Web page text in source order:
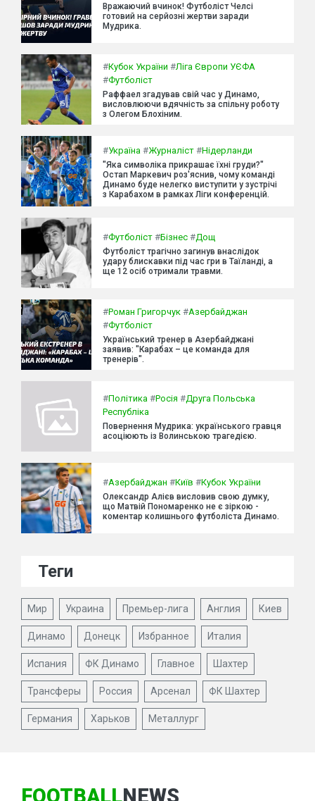
Вражаючий вчинок! Футболіст Челсі
готовий на серйозні жертви заради
Мудрика.
#Кубок України #Ліга Європи УЄФА
#Футболіст
Раффаел згадував свій час у Динамо,
висловлюючи вдячність за спільну роботу
з Олегом Блохіним.
#Україна #Журналіст #Нідерланди
"Яка символіка прикрашає їхні груди?"
Остап Маркевич роз'яснив, чому команді
Динамо буде нелегко виступити у зустрічі
з Карабахом в рамках Ліги конференцій.
#Футболіст #Бізнес #Дощ
Футболіст трагічно загинув внаслідок
удару блискавки під час гри в Таїланді, а
ще 12 осіб отримали травми.
#Роман Григорчук #Азербайджан
#Футболіст
Український тренер в Азербайджані
заявив: "Карабах – це команда для
тренерів".
#Політика #Росія #Друга Польська
Республіка
Повернення Мудрика: українського гравця
асоціюють із Волинською трагедією.
#Азербайджан #Київ #Кубок України
Олександр Алієв висловив свою думку,
що Матвій Пономаренко не є зіркою -
коментар колишнього футболіста Динамо.
Теги
Мир Украина Премьер-лига Англия Киев
Динамо Донецк Избранное Италия
Испания ФК Динамо Главное Шахтер
Трансферы Россия Арсенал ФК Шахтер
Германия Харьков Металлург
FOOTBALLNEWS